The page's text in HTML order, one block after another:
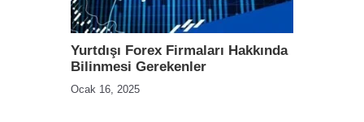
Yurtdışı Forex Firmaları Hakkında
Bilinmesi Gerekenler
Ocak 16, 2025